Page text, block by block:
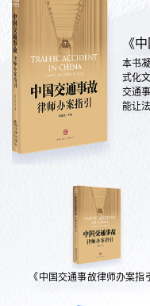
《
本书
式化
交通
能让
《中国交通事故律师办案指